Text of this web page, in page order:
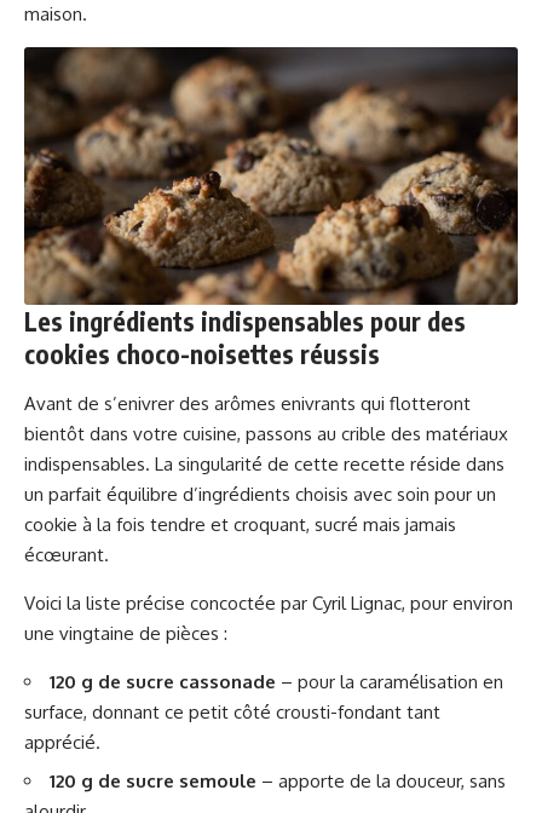
maison.
Les ingrédients indispensables pour des
cookies choco-noisettes réussis
Avant de s’enivrer des arômes enivrants qui flotteront
bientôt dans votre cuisine, passons au crible des matériaux
indispensables. La singularité de cette recette réside dans
un parfait équilibre d’ingrédients choisis avec soin pour un
cookie à la fois tendre et croquant, sucré mais jamais
écœurant.
Voici la liste précise concoctée par Cyril Lignac, pour environ
une vingtaine de pièces :
120 g de sucre cassonade – pour la caramélisation en
surface, donnant ce petit côté crousti-fondant tant
apprécié.
120 g de sucre semoule – apporte de la douceur, sans